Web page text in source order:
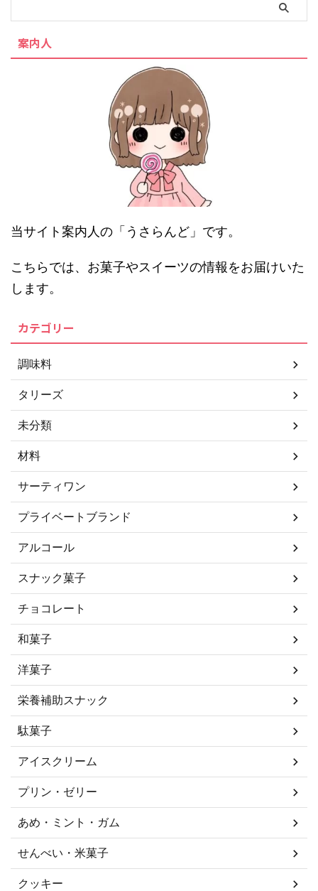
案内人
当サイト案内人の「うさらんど」です。
こちらでは、お菓子やスイーツの情報をお届けいた
します。
カテゴリー
調味料
タリーズ
未分類
材料
サーティワン
プライベートブランド
アルコール
スナック菓子
チョコレート
和菓子
洋菓子
栄養補助スナック
駄菓子
アイスクリーム
プリン・ゼリー
あめ・ミント・ガム
せんべい・米菓子
クッキー